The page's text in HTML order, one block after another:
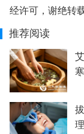
经许可，谢绝转载
推荐阅读